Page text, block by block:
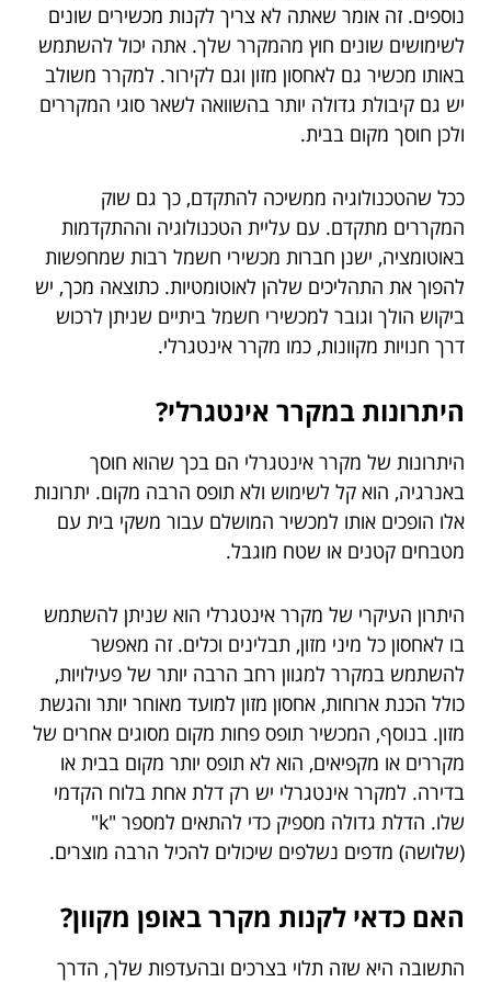
נוספים. זה אומר שאתה לא צריך לקנות מכשירים שונים
לשימושים שונים חוץ מהמקרר שלך. אתה יכול להשתמש
באותו מכשיר גם לאחסון מזון וגם לקירור. למקרר משולב
יש גם קיבולת גדולה יותר בהשוואה לשאר סוגי המקררים
ולכן חוסך מקום בבית.
ככל שהטכנולוגיה ממשיכה להתקדם, כך גם שוק
המקררים מתקדם. עם עליית הטכנולוגיה וההתקדמות
באוטומציה, ישנן חברות מכשירי חשמל רבות שמחפשות
להפוך את התהליכים שלהן לאוטומטיות. כתוצאה מכך, יש
ביקוש הולך וגובר למכשירי חשמל ביתיים שניתן לרכוש
דרך חנויות מקוונות, כמו מקרר אינטגרלי.
היתרונות במקרר אינטגרלי?
היתרונות של מקרר אינטגרלי הם בכך שהוא חוסך
באנרגיה, הוא קל לשימוש ולא תופס הרבה מקום. יתרונות
אלו הופכים אותו למכשיר המושלם עבור משקי בית עם
מטבחים קטנים או שטח מוגבל.
היתרון העיקרי של מקרר אינטגרלי הוא שניתן להשתמש
בו לאחסון כל מיני מזון, תבלינים וכלים. זה מאפשר
להשתמש במקרר למגוון רחב הרבה יותר של פעילויות,
כולל הכנת ארוחות, אחסון מזון למועד מאוחר יותר והגשת
מזון. בנוסף, המכשיר תופס פחות מקום מסוגים אחרים של
מקררים או מקפיאים, הוא לא תופס יותר מקום בבית או
בדירה. למקרר אינטגרלי יש רק דלת אחת בלוח הקדמי
שלו. הדלת גדולה מספיק כדי להתאים למספר "k"
(שלושה) מדפים נשלפים שיכולים להכיל הרבה מוצרים.
האם כדאי לקנות מקרר באופן מקוון?
התשובה היא שזה תלוי בצרכים ובהעדפות שלך, הדרך